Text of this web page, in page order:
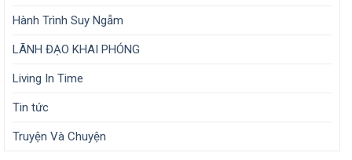
Hành Trình Suy Ngẫm
LÃNH ĐẠO KHAI PHÓNG
Living In Time
Tin tức
Truyện Và Chuyện